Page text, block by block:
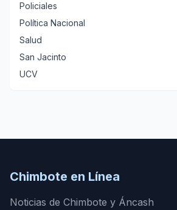
Policiales
Política Nacional
Salud
San Jacinto
UCV
Chimbote en Línea
Noticias de Chimbote y Áncash